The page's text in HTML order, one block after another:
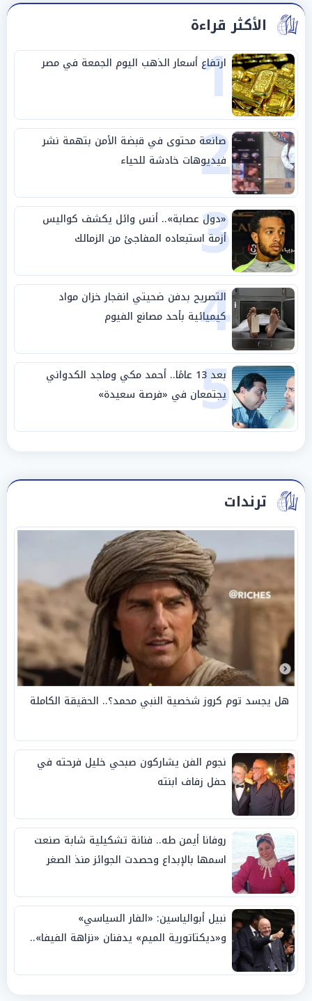
الأكثر قراءة
1
ارتفاع أسعار الذهب اليوم الجمعة في مصر
2
صانعة محتوى في قبضة الأمن بتهمة نشر
فيديوهات خادشة للحياء
3
«دول عصابة».. أنس وائل يكشف كواليس
أزمة استبعاده المفاجئ من الزمالك
4
التصريح بدفن ضحيتي انفجار خزان مواد
كيميائية بأحد مصانع الفيوم
5 بعد 13 عامًا.. أحمد مكي وماجد الكدواني
يجتمعان في «فرصة سعيدة»
ترندات
هل يجسد توم كروز شخصية النبي محمد؟.. الحقيقة الكاملة
نجوم الفن يشاركون صبحي خليل فرحته في
حفل زفاف ابنته
روفانا أيمن طه.. فنانة تشكيلية شابة صنعت
اسمها بالإبداع وحصدت الجوائز منذ الصغر
نبيل أبوالياسين: «الفار السياسي»
و«ديكتاتورية الميم» يدفنان «نزاهة الفيفا»..